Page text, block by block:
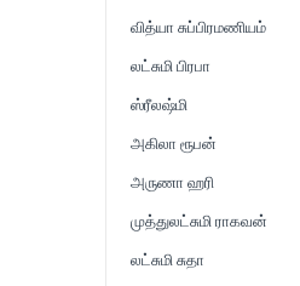
வித்யா சுப்பிரமணியம்
லட்சுமி பிரபா
ஸ்ரீலஷ்மி
அகிலா ரூபன்
அருணா ஹரி
முத்துலட்சுமி ராகவன்
லட்சுமி சுதா